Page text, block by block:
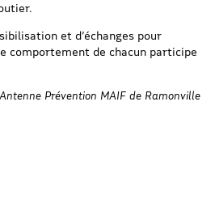
et d’échanges pour
comportement de chacun participe
Antenne Prévention MAIF de Ramonville